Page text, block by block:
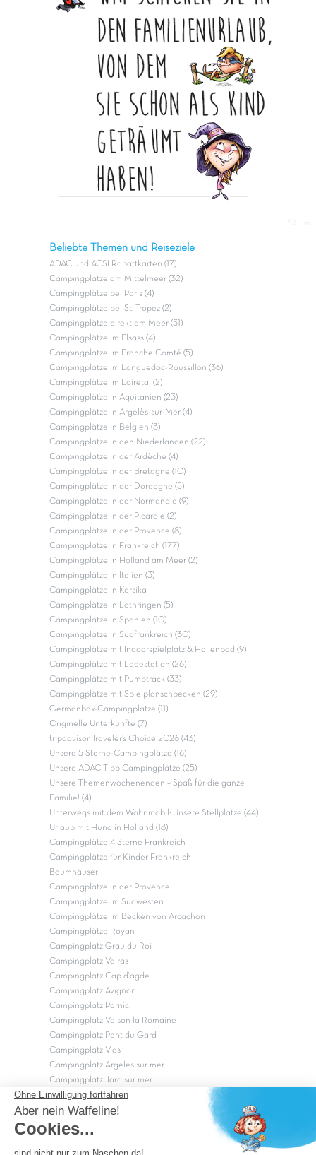
Beliebte Themen und Reiseziele
ADAC und ACSI Rabattkarten (17)
Campingplätze am Mittelmeer (32)
Campingplätze bei Paris (4)
Campingplätze bei St. Tropez (2)
Campingplätze direkt am Meer (31)
Campingplätze im Elsass (4)
Campingplätze im Franche Comté (5)
Campingplätze im Languedoc-Roussillon (36)
Campingplätze im Loiretal (2)
Campingplätze in Aquitanien (23)
Campingplätze in Argelès-sur-Mer (4)
Campingplätze in Belgien (3)
Campingplätze in den Niederlanden (22)
Campingplätze in der Ardèche (4)
Campingplätze in der Bretagne (10)
Campingplätze in der Dordogne (5)
Campingplätze in der Normandie (9)
Campingplätze in der Picardie (2)
Campingplätze in der Provence (8)
Campingplätze in Frankreich (177)
Campingplätze in Holland am Meer (2)
Campingplätze in Italien (3)
Campingplätze in Korsika
Campingplätze in Lothringen (5)
Campingplätze in Spanien (10)
Campingplätze in Südfrankreich (30)
Campingplätze mit Indoorspielplatz & Hallenbad (9)
Campingplätze mit Ladestation (26)
Campingplätze mit Pumptrack (33)
Campingplätze mit Spielplanschbecken (29)
Germanbox-Campingplätze (11)
Originelle Unterkünfte (7)
tripadvisor Traveler’s Choice 2026 (43)
Unsere 5 Sterne-Campingplätze (16)
Unsere ADAC Tipp Campingplätze (25)
Unsere Themenwochenenden – Spaß für die ganze
Familie! (4)
Unterwegs mit dem Wohnmobil: Unsere Stellplätze (44)
Urlaub mit Hund in Holland (18)
Campingplätze 4 Sterne Frankreich
Campingplätze für Kinder Frankreich
Baumhäuser
Campingplätze in der Provence
Campingplätze im Südwesten
Campingplätze im Becken von Arcachon
Campingplätze Royan
Campingplatz Grau du Roi
Campingplatz Valras
Campingplatz Cap d'agde
Campingplatz Avignon
Campingplatz Pornic
Campingplatz Vaison la Romaine
Campingplatz Pont du Gard
Campingplatz Vias
Campingplatz Argeles sur mer
Campingplatz Jard sur mer
Campingplatz Sarzeau
Campingplatz Fréjus
Campingplätze in Camargue